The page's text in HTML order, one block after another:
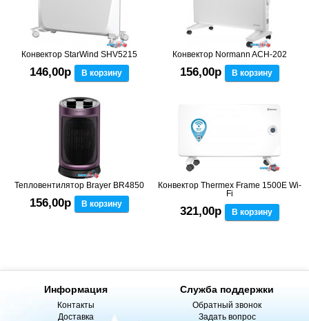
Конвектор StarWind SHV5215
146,00р В корзину
Конвектор Normann ACH-202
156,00р В корзину
Тепловентилятор Brayer BR4850
156,00р В корзину
Конвектор Thermex Frame 1500E Wi-
Fi
321,00р В корзину
Информация
Контакты
Доставка
Служба поддержки
Обратный звонок
Задать вопрос